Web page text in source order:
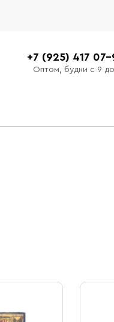
+7 (925) 417 07-
Оптом, будни с 9 до